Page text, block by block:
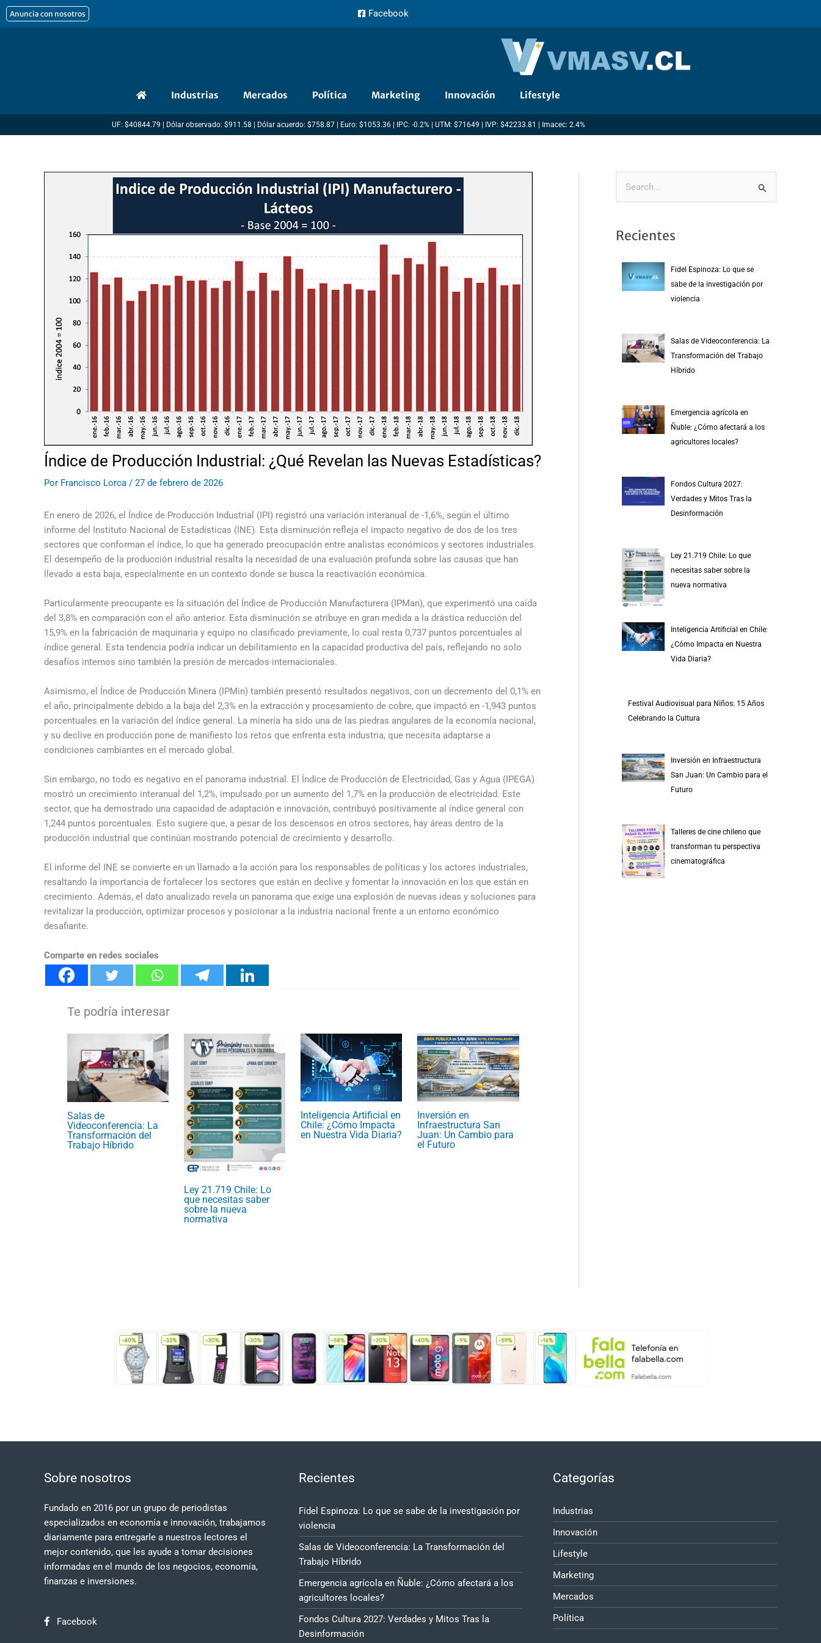
al
Anuncia con nosotros Facebook
Industrias Mercados Política Marketing Innovación Lifestyle
UF: $40844.79 | Dólar observado: $911.58 | Dólar acuerdo: $758.87 | Euro: $1053.36 | IPC: -0.2% | UTM: $71649 | IVP: $42233.81 | Imacec: 2.4%
Índice de Producción Industrial: ¿Qué Revelan las Nuevas Estadísticas?
Por Francisco Lorca / 27 de febrero de 2026
En enero de 2026, el Índice de Producción Industrial (IPI) registró una variación interanual de -1,6%, según el último
informe del Instituto Nacional de Estadísticas (INE). Esta disminución refleja el impacto negativo de dos de los tres
sectores que conforman el índice, lo que ha generado preocupación entre analistas económicos y sectores industriales.
El desempeño de la producción industrial resalta la necesidad de una evaluación profunda sobre las causas que han
llevado a esta baja, especialmente en un contexto donde se busca la reactivación económica.
Particularmente preocupante es la situación del Índice de Producción Manufacturera (IPMan), que experimentó una caída
del 3,8% en comparación con el año anterior. Esta disminución se atribuye en gran medida a la drástica reducción del
15,9% en la fabricación de maquinaria y equipo no clasificado previamente, lo cual resta 0,737 puntos porcentuales al
índice general. Esta tendencia podría indicar un debilitamiento en la capacidad productiva del país, reflejando no solo
desafíos internos sino también la presión de mercados internacionales.
Asimismo, el Índice de Producción Minera (IPMin) también presentó resultados negativos, con un decremento del 0,1% en
el año, principalmente debido a la baja del 2,3% en la extracción y procesamiento de cobre, que impactó en -1,943 puntos
porcentuales en la variación del índice general. La minería ha sido una de las piedras angulares de la economía nacional,
y su declive en producción pone de manifiesto los retos que enfrenta esta industria, que necesita adaptarse a
condiciones cambiantes en el mercado global.
Sin embargo, no todo es negativo en el panorama industrial. El Índice de Producción de Electricidad, Gas y Agua (IPEGA)
mostró un crecimiento interanual del 1,2%, impulsado por un aumento del 1,7% en la producción de electricidad. Este
sector, que ha demostrado una capacidad de adaptación e innovación, contribuyó positivamente al índice general con
1,244 puntos porcentuales. Esto sugiere que, a pesar de los descensos en otros sectores, hay áreas dentro de la
producción industrial que continúan mostrando potencial de crecimiento y desarrollo.
El informe del INE se convierte en un llamado a la acción para los responsables de políticas y los actores industriales,
resaltando la importancia de fortalecer los sectores que están en declive y fomentar la innovación en los que están en
crecimiento. Además, el dato anualizado revela un panorama que exige una explosión de nuevas ideas y soluciones para
revitalizar la producción, optimizar procesos y posicionar a la industria nacional frente a un entorno económico
desafiante.
Comparte en redes sociales
Salas de
Videoconferencia: La
Transformación del
Trabajo Híbrido
Ley 21.719 Chile: Lo
que necesitas saber
sobre la nueva
normativa
Inteligencia Artificial en
Chile: ¿Cómo Impacta
en Nuestra Vida Diaria?
Inversión en
Infraestructura San
Juan: Un Cambio para
el Futuro
Recientes
Fidel Espinoza: Lo que se
sabe de la investigación por
violencia
Salas de Videoconferencia: La
Transformación del Trabajo
Híbrido
Emergencia agrícola en
Ñuble: ¿Cómo afectará a los
agricultores locales?
Fondos Cultura 2027:
Verdades y Mitos Tras la
Desinformación
Ley 21.719 Chile: Lo que
necesitas saber sobre la
nueva normativa
Inteligencia Artificial en Chile:
¿Cómo Impacta en Nuestra
Vida Diaria?
Festival Audiovisual para Niños: 15 Años
Celebrando la Cultura
Inversión en Infraestructura
San Juan: Un Cambio para el
Futuro
Talleres de cine chileno que
transforman tu perspectiva
cinematográfica
Sobre nosotros
Fundado en 2016 por un grupo de periodistas
especializados en economía e innovación, trabajamos
diariamente para entregarle a nuestros lectores el
mejor contenido, que les ayude a tomar decisiones
informadas en el mundo de los negocios, economía,
finanzas e inversiones.
Facebook
Recientes
Fidel Espinoza: Lo que se sabe de la investigación por
violencia
Salas de Videoconferencia: La Transformación del
Trabajo Híbrido
Emergencia agrícola en Ñuble: ¿Cómo afectará a los
agricultores locales?
Fondos Cultura 2027: Verdades y Mitos Tras la
Desinformación
Categorías
Industrias
Innovación
Lifestyle
Marketing
Mercados
Política